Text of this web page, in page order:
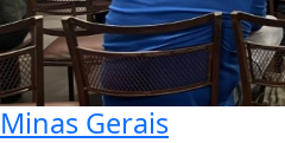
Minas Gerais